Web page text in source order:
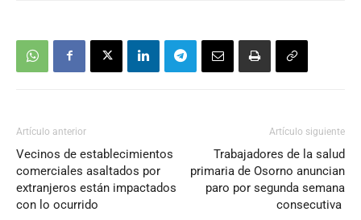
Artículo anterior
Vecinos de establecimientos
comerciales asaltados por
extranjeros están impactados
con lo ocurrido
Artículo siguiente
Trabajadores de la salud
primaria de Osorno anuncian
paro por segunda semana
consecutiva